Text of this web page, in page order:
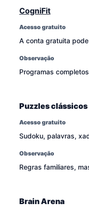
CogniFit
Acesso gratuito
A conta gratuita
Observação
Programas
Puzzles clássicos
Acesso gratuito
Sudoku, palavras,
Observação
Regras familiares,
Brain Arena